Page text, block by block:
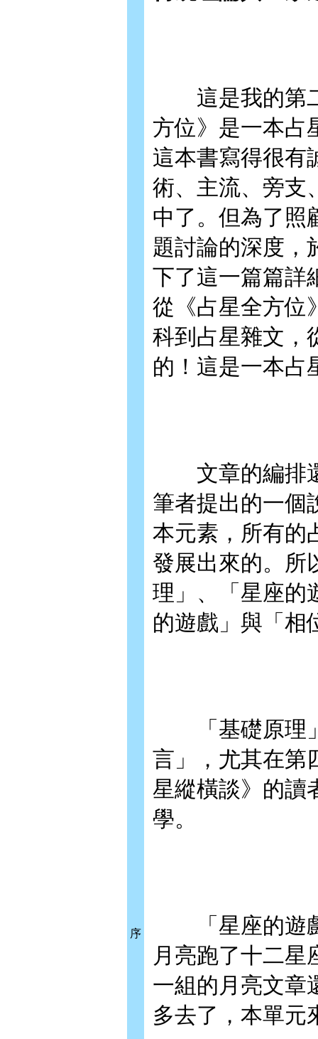
序
這是我的第二
方位》是一本占
這本書寫得很有
術、主流、旁支
中了。但為了照
題討論的深度，
下了這一篇篇詳
從《占星全方位
科到占星雜文，
的！這是一本占
文章的編排還
筆者提出的一個
本元素，所有的
發展出來的。所
理」、「星座的
的遊戲」與「相
「基礎原理」
言」，尤其在第
星縱橫談》的讀
學。
「星座的遊戲
月亮跑了十二星
一組的月亮文章
多去了，本單元